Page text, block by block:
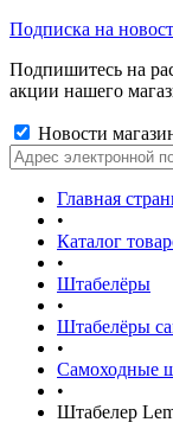
Подписка на
Подпишитесь на
акции нашего
Новости
Главная
•
Каталог
•
Штабелёры
•
Штабелёры
•
Самоходные
•
Штабелер